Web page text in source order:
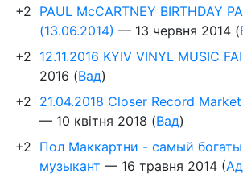
+2 PAUL McCARTNEY BIRTHDAY
(13.06.2014) — 13 червня 2014 (
+2 12.11.2016 KYIV VINYL MUSIC
2016 (Вад)
+2 21.04.2018 Closer Record
— 10 квітня 2018 (Вад)
+2 Пол Маккартни - самый
музыкант — 16 травня 2014 (